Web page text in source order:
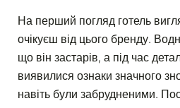
На перший погляд готель
очікуєш від цього бренду.
що він застарів, а під час
виявилися ознаки значного
навіть були забрудненими.